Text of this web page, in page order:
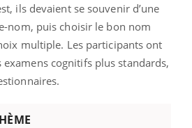
ils devaient se souvenir d’une
nom, puis choisir le bon nom
multiple. Les participants ont
examens cognitifs plus standards,